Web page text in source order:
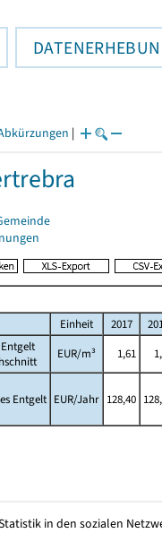
|
Einheit 2017
EUR/m³ 1,61
Entgelt EUR/Jahr 128,40
in den sozialen